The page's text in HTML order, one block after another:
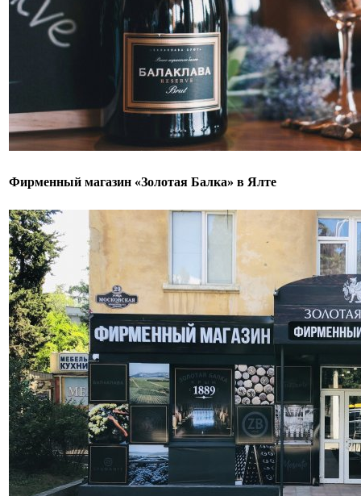
Фирменный магазин «Золотая Балка» в Ялте